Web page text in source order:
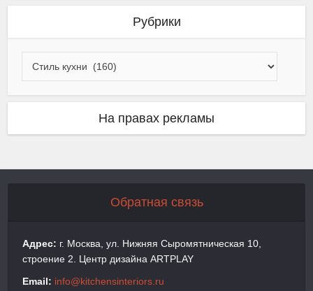
Рубрики
На правах рекламы
Обратная связь
Адрес: г. Москва, ул. Нижняя Сыромятническая 10,
строение 2. Центр дизайна ARTPLAY
Email: info@kitchensinteriors.ru